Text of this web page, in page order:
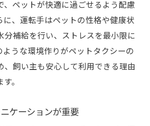
、ペットが快適に過ごせるよう配慮
に、運転手はペットの性格や健康状
分補給を行い、ストレスを最小限に
ような環境作りがペットタクシーの
、飼い主も安心して利用できる理由
。
ケーションが重要